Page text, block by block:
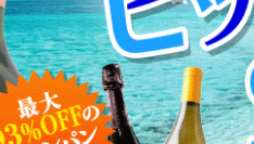
す ＞ブラジル
示しています。（全2件）
在庫切れを除く